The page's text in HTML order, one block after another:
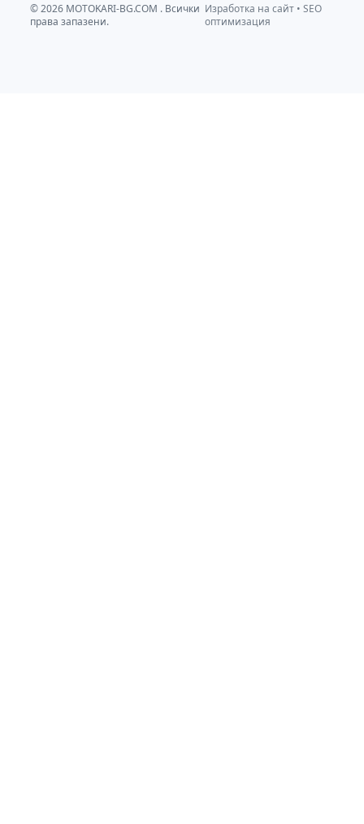
b
o
u
b
e
d
© 2026 MOTOKARI-BG.COM . Всички
права запазени.
Изработка на сайт •SEO
оптимизация